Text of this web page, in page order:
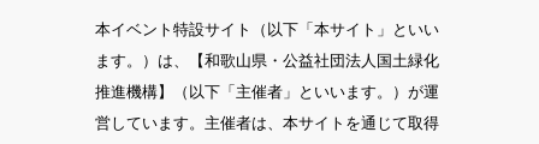
本イベント特設サイト（以下「本サイト」といい
ます。）は、【和歌山県・公益社団法人国土緑化
推進機構】（以下「主催者」といいます。）が運
営しています。主催者は、本サイトを通じて取得